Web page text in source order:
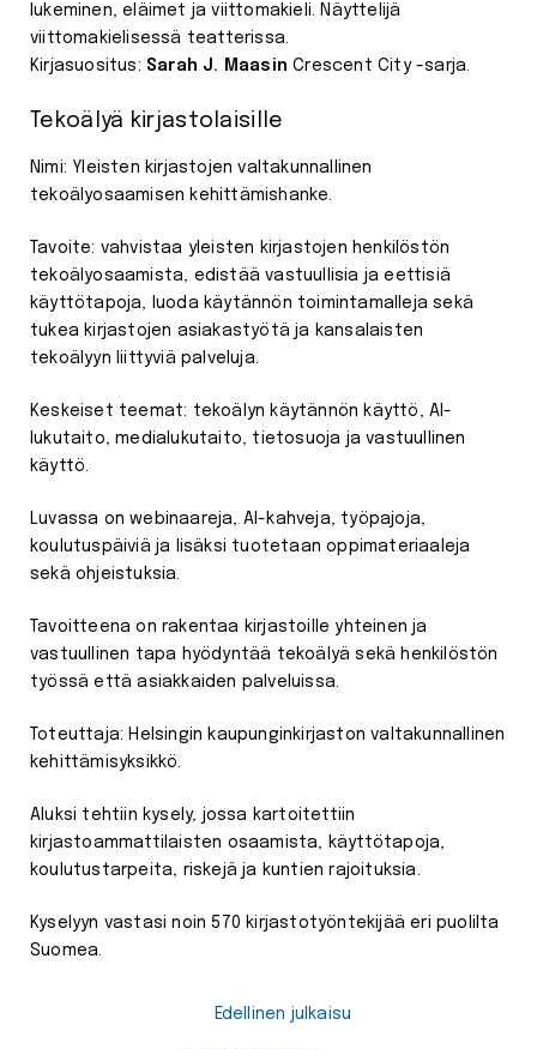
lukeminen, eläimet ja viittomakieli. Näyttelijä
viittomakielisessä teatterissa.
Kirjasuositus: Sarah J. Maasin Crescent City -sarja.
Tekoälyä kirjastolaisille
Nimi: Yleisten kirjastojen valtakunnallinen
tekoälyosaamisen kehittämishanke.
Tavoite: vahvistaa yleisten kirjastojen henkilöstön
tekoälyosaamista, edistää vastuullisia ja eettisiä
käyttötapoja, luoda käytännön toimintamalleja sekä
tukea kirjastojen asiakastyötä ja kansalaisten
tekoälyyn liittyviä palveluja.
Keskeiset teemat: tekoälyn käytännön käyttö, AI-
lukutaito, medialukutaito, tietosuoja ja vastuullinen
käyttö.
Luvassa on webinaareja, AI-kahveja, työpajoja,
koulutuspäiviä ja lisäksi tuotetaan oppimateriaaleja
sekä ohjeistuksia.
Tavoitteena on rakentaa kirjastoille yhteinen ja
vastuullinen tapa hyödyntää tekoälyä sekä henkilöstön
työssä että asiakkaiden palveluissa.
Toteuttaja: Helsingin kaupunginkirjaston valtakunnallinen
kehittämisyksikkö.
Aluksi tehtiin kysely, jossa kartoitettiin
kirjastoammattilaisten osaamista, käyttötapoja,
koulutustarpeita, riskejä ja kuntien rajoituksia.
Kyselyyn vastasi noin 570 kirjastotyöntekijää eri puolilta
Suomea.
Edellinen julkaisu